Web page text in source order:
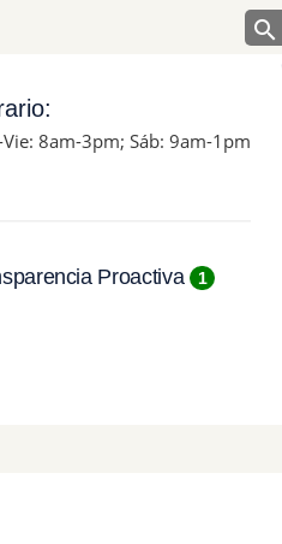
8am-3pm; Sáb: 9am-1pm
Proactiva 1